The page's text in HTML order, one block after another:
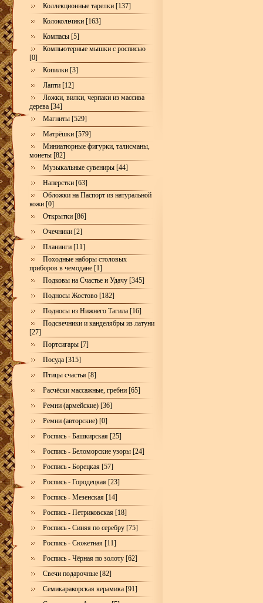
Коллекционные тарелки [137]
Колокольчики [163]
Компасы [5]
Компьютерные мышки с росписью
[0]
Копилки [3]
Лапти [12]
Ложки, вилки, черпаки из массива
дерева [34]
Магниты [529]
Матрёшки [579]
Миниатюрные фигурки, талисманы,
монеты [82]
Музыкальные сувениры [44]
Наперстки [63]
Обложки на Паспорт из натуральной
кожи [0]
Открытки [86]
Очечники [2]
Планинги [11]
Походные наборы столовых
приборов в чемодане [1]
Подковы на Счастье и Удачу [345]
Подносы Жостово [182]
Подносы из Нижнего Тагила [16]
Подсвечники и канделябры из латуни
[27]
Портсигары [7]
Посуда [315]
Птицы счастья [8]
Расчёски массажные, гребни [65]
Ремни (армейские) [36]
Ремни (авторские) [0]
Роспись - Башкирская [25]
Роспись - Беломорские узоры [24]
Роспись - Борецкая [57]
Роспись - Городецкая [23]
Роспись - Мезенская [14]
Роспись - Петриковская [18]
Роспись - Синяя по серебру [75]
Роспись - Сюжетная [11]
Роспись - Чёрная по золоту [62]
Свечи подарочные [82]
Семикаракорская керамика [91]